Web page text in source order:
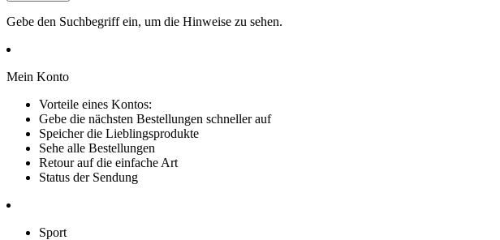
Gebe den Suchbegriff ein, um die Hinweise zu sehen.
Mein Konto
Vorteile eines Kontos:
Gebe die nächsten Bestellungen schneller auf
Speicher die Lieblingsprodukte
Sehe alle Bestellungen
Retour auf die einfache Art
Status der Sendung
Sport